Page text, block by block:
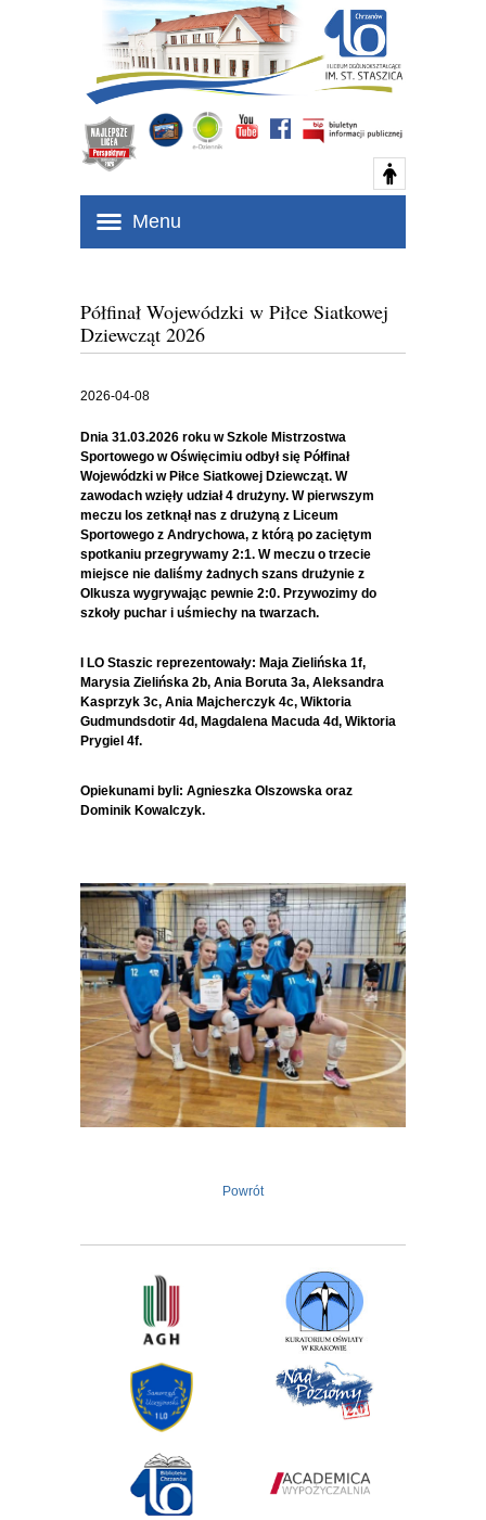
Menu
Półfinał Wojewódzki w Piłce Siatkowej
Dziewcząt 2026
2026-04-08
Dnia 31.03.2026 roku w Szkole Mistrzostwa
Sportowego w Oświęcimiu odbył się Półfinał
Wojewódzki w Piłce Siatkowej Dziewcząt. W
zawodach wzięły udział 4 drużyny. W pierwszym
meczu los zetknął nas z drużyną z Liceum
Sportowego z Andrychowa, z którą po zaciętym
spotkaniu przegrywamy 2:1. W meczu o trzecie
miejsce nie daliśmy żadnych szans drużynie z
Olkusza wygrywając pewnie 2:0. Przywozimy do
szkoły puchar i uśmiechy na twarzach.
I LO Staszic reprezentowały: Maja Zielińska 1f,
Marysia Zielińska 2b, Ania Boruta 3a, Aleksandra
Kasprzyk 3c, Ania Majcherczyk 4c, Wiktoria
Gudmundsdotir 4d, Magdalena Macuda 4d, Wiktoria
Prygiel 4f.
Opiekunami byli: Agnieszka Olszowska oraz
Dominik Kowalczyk.
Powrót